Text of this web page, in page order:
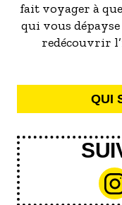
fait voyager à
qui vous
redécouvrir
QUI